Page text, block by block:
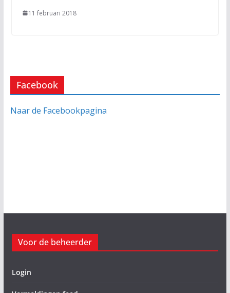
11 februari 2018
Facebook
Naar de Facebookpagina
Voor de beheerder
Login